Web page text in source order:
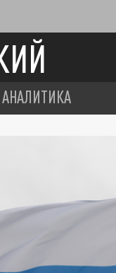
АНАЛИТИКА